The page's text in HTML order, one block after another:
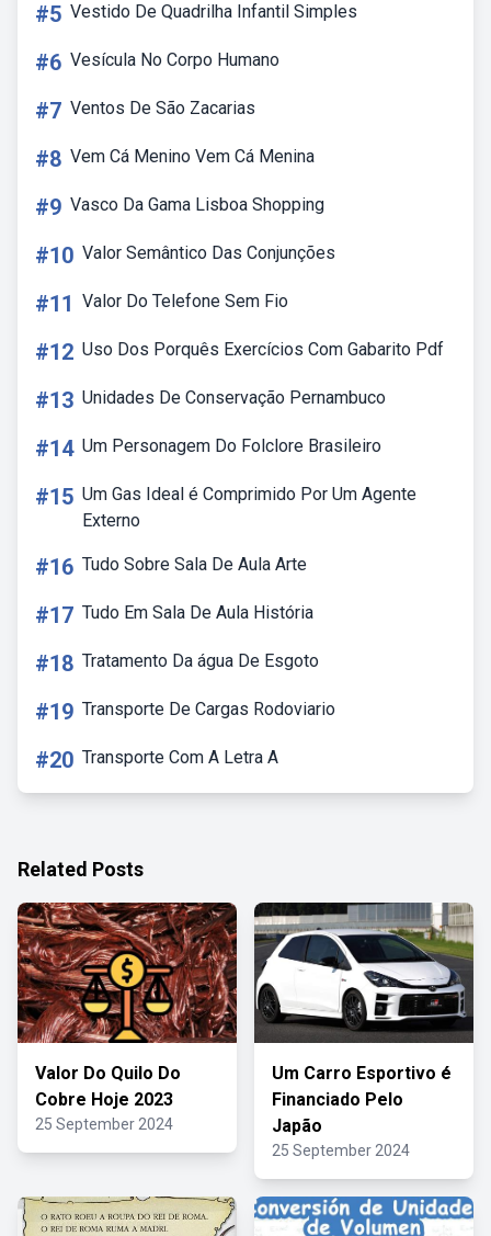
#5 Vestido De Quadrilha Infantil Simples
#6 Vesícula No Corpo Humano
#7 Ventos De São Zacarias
#8 Vem Cá Menino Vem Cá Menina
#9 Vasco Da Gama Lisboa Shopping
#10 Valor Semântico Das Conjunções
#11 Valor Do Telefone Sem Fio
#12 Uso Dos Porquês Exercícios Com Gabarito Pdf
#13 Unidades De Conservação Pernambuco
#14 Um Personagem Do Folclore Brasileiro
#15 Um Gas Ideal é Comprimido Por Um Agente
Externo
#16 Tudo Sobre Sala De Aula Arte
#17 Tudo Em Sala De Aula História
#18 Tratamento Da água De Esgoto
#19 Transporte De Cargas Rodoviario
#20 Transporte Com A Letra A
Related Posts
Valor Do Quilo Do
Cobre Hoje 2023
25 September 2024
Um Carro Esportivo é
Financiado Pelo
Japão
25 September 2024